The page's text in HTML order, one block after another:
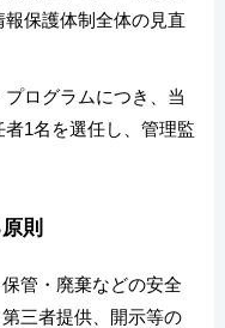
保護体制全体の見直
ログラムにつき、当
1名を選任し、管理監
則
管・廃棄などの安全
三者提供、開示等の